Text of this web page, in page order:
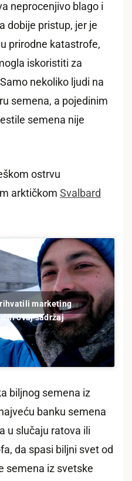
neprocenjivo blago i
dobije pristup, jer je
prirodne katastrofe,
iskoristiti za
nekoliko ljudi na
semena, a pojedinim
semena nije
ostrvu
arktičkom Svalbard
marketing
ovaj sadržaj
biljnog semena iz
banku semena
u slučaju ratova ili
da spasi biljni svet od
semena iz svetske